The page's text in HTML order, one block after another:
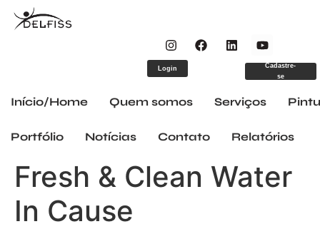
Login
Cadastre-
se
Início/Home Quem somos Serviços
Portfólio Notícias Contato Relatórios
Fresh & Clean Water
In Cause